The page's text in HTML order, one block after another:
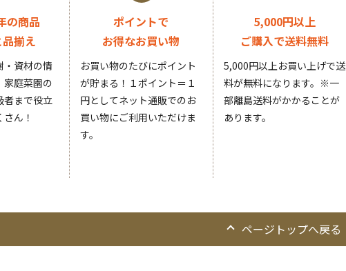
の商品
揃え
・資材の情
家庭菜園の
者まで役立
ん！
ポイントで
お得なお買い物
お買い物のたびにポイント
が貯まる！１ポイント＝１
円としてネット通販でのお
買い物にご利用いただけま
す。
5,000円以上
ご購入で送料無料
5,000円以上お買い上げで送
料が無料になります。 ※一
部離島送料がかかることが
あります。
ページトップへ戻る